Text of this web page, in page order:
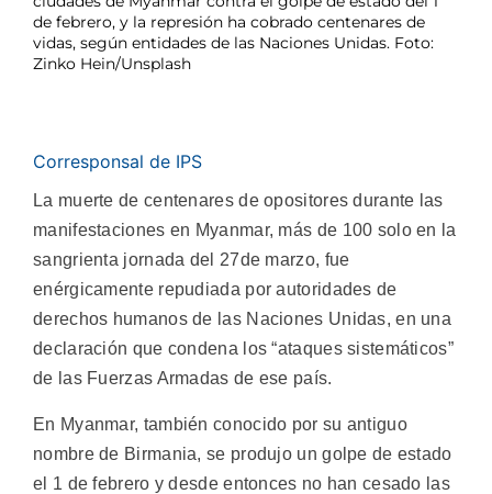
de febrero, y la represión ha cobrado centenares de
vidas, según entidades de las Naciones Unidas. Foto:
Zinko Hein/Unsplash
Corresponsal de IPS
La muerte de centenares de opositores durante las
manifestaciones en Myanmar, más de 100 solo en la
sangrienta jornada del 27de marzo, fue
enérgicamente repudiada por autoridades de
derechos humanos de las Naciones Unidas, en una
declaración que condena los “ataques sistemáticos”
de las Fuerzas Armadas de ese país.
En Myanmar, también conocido por su antiguo
nombre de Birmania, se produjo un golpe de estado
el 1 de febrero y desde entonces no han cesado las